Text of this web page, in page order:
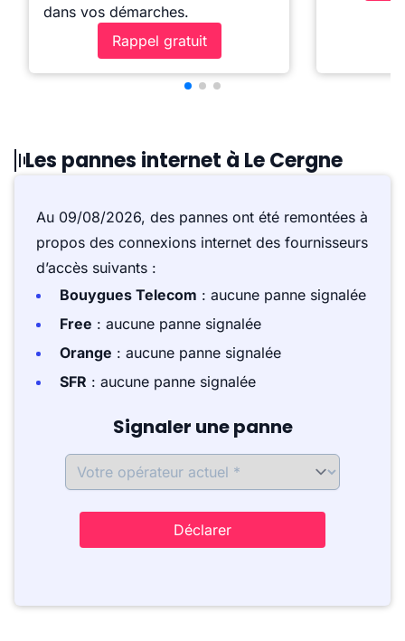
dans vos démarches.
Rappel gratuit
Les pannes internet à Le Cergne
Au 09/08/2026, des pannes ont été remontées à
propos des connexions internet des fournisseurs
d’accès suivants :
Bouygues Telecom : aucune panne signalée
Free : aucune panne signalée
Orange : aucune panne signalée
SFR : aucune panne signalée
Signaler une panne
Déclarer